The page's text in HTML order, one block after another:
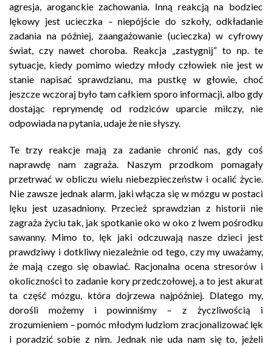
agresja, aroganckie zachowania. Inną reakcją na bodziec
lękowy jest ucieczka – niepójście do szkoły, odkładanie
zadania na później, zaangażowanie (ucieczka) w cyfrowy
świat, czy nawet choroba. Reakcja „zastygnij” to np. te
sytuacje, kiedy pomimo wiedzy młody człowiek nie jest w
stanie napisać sprawdzianu, ma pustkę w głowie, choć
jeszcze wczoraj było tam całkiem sporo informacji, albo gdy
dostając reprymendę od rodziców uparcie milczy, nie
odpowiada na pytania, udaje że nie słyszy.
Te trzy reakcje mają za zadanie chronić nas, gdy coś
naprawdę nam zagraża. Naszym przodkom pomagały
przetrwać w obliczu wielu niebezpieczeństw i ocalić życie.
Nie zawsze jednak alarm, jaki włącza się w mózgu w postaci
lęku jest uzasadniony. Przecież sprawdzian z historii nie
zagraża życiu tak, jak spotkanie oko w oko z lwem pośrodku
sawanny. Mimo to, lęk jaki odczuwają nasze dzieci jest
prawdziwy i dotkliwy niezależnie od tego, czy my uważamy,
że mają czego się obawiać. Racjonalna ocena stresorów i
okoliczności to zadanie kory przedczołowej, a to jest akurat
ta część mózgu, która dojrzewa najpóźniej. Dlatego my,
dorośli możemy i powinniśmy – z życzliwością i
zrozumieniem – pomóc młodym ludziom zracjonalizować lęk
i poradzić sobie z nim. Jednak nie uda nam się to, jeżeli